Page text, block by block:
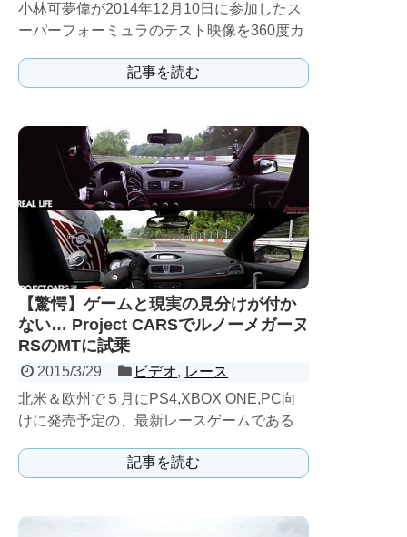
小林可夢偉が2014年12月10日に参加したス
ーパーフォーミュラのテスト映像を360度カ
記事を読む
【驚愕】ゲームと現実の見分けが付か
ない… Project CARSでルノーメガーヌ
RSのMTに試乗
2015/3/29 ビデオ, レース
北米＆欧州で５月にPS4,XBOX ONE,PC向
けに発売予定の、最新レースゲームである
記事を読む